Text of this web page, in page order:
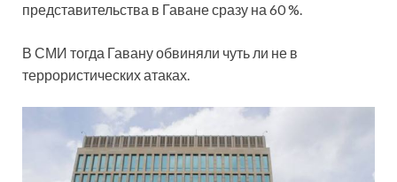
представительства в Гаване сразу на 60 %.
В СМИ тогда Гавану обвиняли чуть ли не в
террористических атаках.